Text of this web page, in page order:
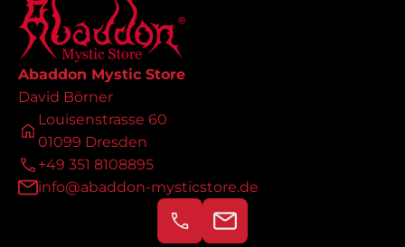
Abaddon Mystic Store
David Börner
Louisenstrasse 60
01099 Dresden
+49 351 8108895
info@abaddon-mysticstore.de